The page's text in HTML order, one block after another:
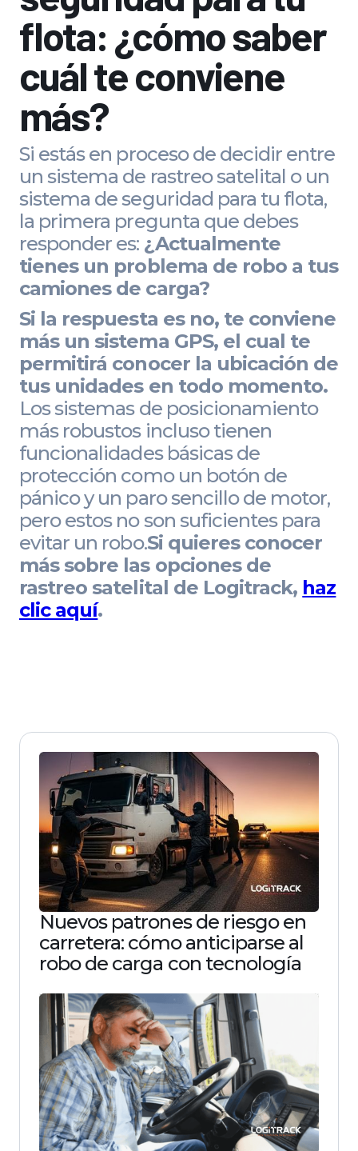
flota: ¿cómo saber
cuál te conviene
más?
Si estás en proceso de decidir entre
un sistema de rastreo satelital o un
sistema de seguridad para tu flota,
la primera pregunta que debes
responder es: ¿Actualmente
tienes un problema de robo a tus
camiones de carga?
Si la respuesta es no, te conviene
más un sistema GPS, el cual te
permitirá conocer la ubicación de
tus unidades en todo momento.
Los sistemas de posicionamiento
más robustos incluso tienen
funcionalidades básicas de
protección como un botón de
pánico y un paro sencillo de motor,
pero estos no son suficientes para
evitar un robo.Si quieres conocer
más sobre las opciones de
rastreo satelital de Logitrack, haz
clic aquí.
Nuevos patrones de riesgo en
carretera: cómo anticiparse al
robo de carga con tecnología